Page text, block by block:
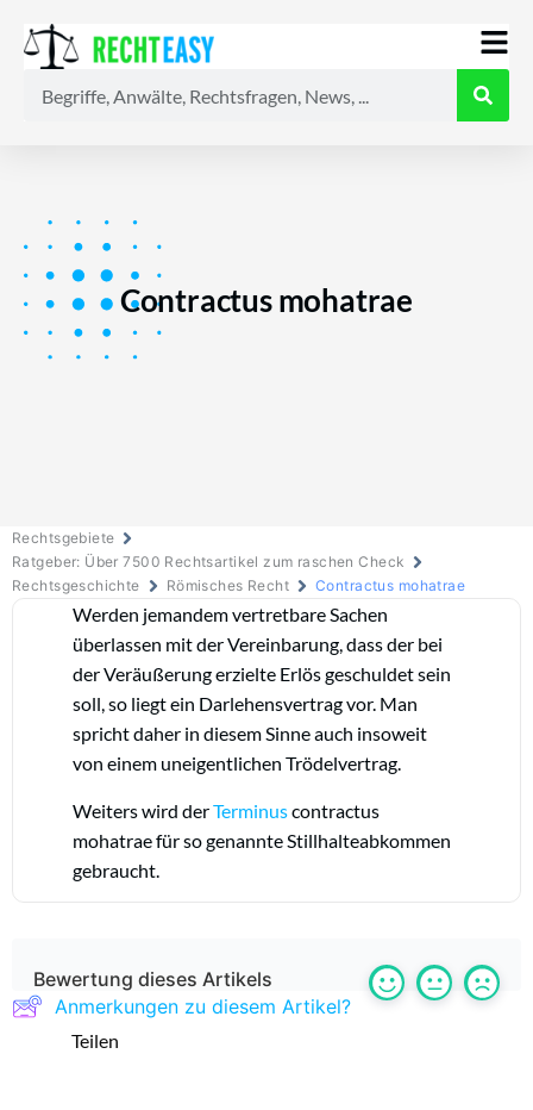
Contractus mohatrae
Rechtsgebiete
Ratgeber: Über 7500 Rechtsartikel zum raschen Check
Rechtsgeschichte
Römisches Recht Contractus mohatrae
Werden jemandem vertretbare Sachen
überlassen mit der Vereinbarung, dass der bei
der Veräußerung erzielte Erlös geschuldet sein
soll, so liegt ein Darlehensvertrag vor. Man
spricht daher in diesem Sinne auch insoweit
von einem uneigentlichen Trödelvertrag.
Weiters wird derTerminuscontractus
mohatrae für so genannte Stillhalteabkommen
gebraucht.
Bewertung dieses Artikels
Anmerkungen zu diesem Artikel?
Teilen